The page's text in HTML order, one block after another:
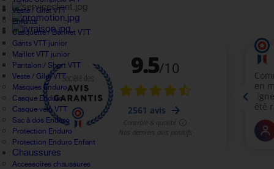
Veste / Gilet VTT
Enfants
Casquette / Bonnet VTT
Gants VTT junior
Maillot VTT junior
Pantalon / Short VTT
Veste / Gilet VTT
Masques Enduro
Casque Enduro
Casque vélo VTT
Sac à dos Enduro
Protection Enduro
Protection Enduro Enfant
Chaussures
Accessoires chaussures